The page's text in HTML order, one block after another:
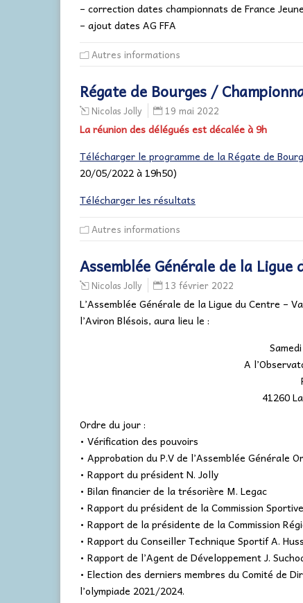
– correction dates championnats de France
– ajout dates AG FFA
Autres informations
Régate de Bourges /
Nicolas Jolly 19 mai 2022
La réunion des délégués est décalée à 9h
Télécharger le programme de la Régate de
20/05/2022 à 19h50)
Télécharger les résultats
Autres informations
Assemblée Générale de la
Nicolas Jolly 13 février 2022
L’Assemblée Générale de la Ligue du Centre –
l’Aviron Blésois, aura lieu le :
A
41260
Ordre du jour :
• Vérification des pouvoirs
• Approbation du P.V de l’Assemblée Générale
• Rapport du président N. Jolly
• Bilan financier de la trésorière M. Legac
• Rapport du président de la Commission
• Rapport de la présidente de la Commission
• Rapport du Conseiller Technique Sportif A. Huss
• Rapport de l’Agent de Développement J.
• Election des derniers membres du Comité de
l’olympiade 2021/2024.